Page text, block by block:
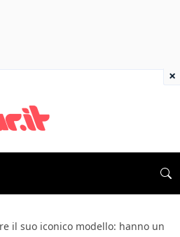
il suo iconico modello: hanno un
×